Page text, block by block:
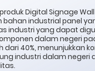
Digital Signage
industrial panel
industri yang dapat
dalam negeri
dari 40%, menunjukkan
industri dalam negeri